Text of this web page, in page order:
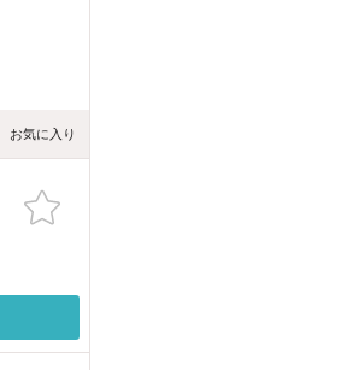
お気に入り